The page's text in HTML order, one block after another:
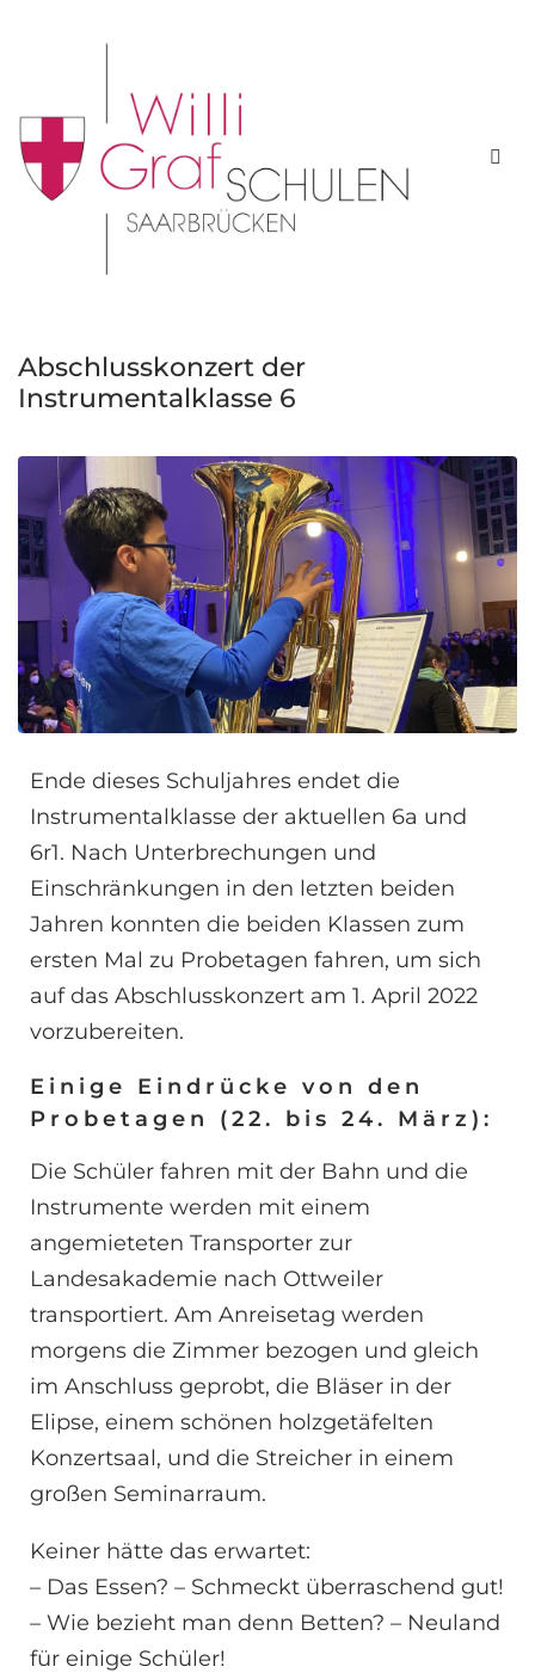
Abschlusskonzert der
Instrumentalklasse 6
Ende dieses Schuljahres endet die
Instrumentalklasse der aktuellen 6a und
6r1. Nach Unterbrechungen und
Einschränkungen in den letzten beiden
Jahren konnten die beiden Klassen zum
ersten Mal zu Probetagen fahren, um sich
auf das Abschlusskonzert am 1. April 2022
vorzubereiten.
Einige Eindrücke von den
Probetagen (22. bis 24. März):
Die Schüler fahren mit der Bahn und die
Instrumente werden mit einem
angemieteten Transporter zur
Landesakademie nach Ottweiler
transportiert. Am Anreisetag werden
morgens die Zimmer bezogen und gleich
im Anschluss geprobt, die Bläser in der
Elipse, einem schönen holzgetäfelten
Konzertsaal, und die Streicher in einem
großen Seminarraum.
Keiner hätte das erwartet:
– Das Essen? – Schmeckt überraschend gut!
– Wie bezieht man denn Betten? – Neuland
für einige Schüler!